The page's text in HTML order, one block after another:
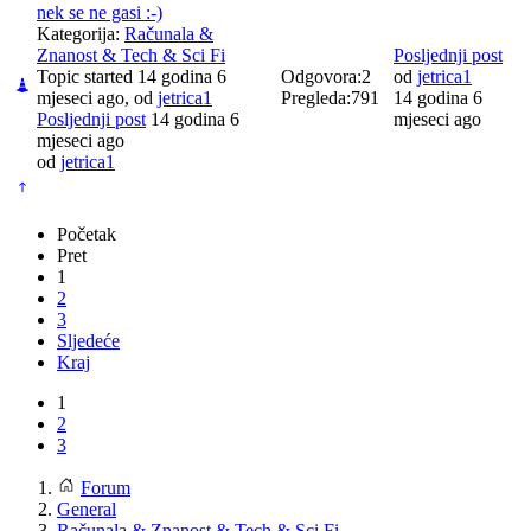
nek se ne gasi :-)
Kategorija: Računala &
Znanost & Tech & Sci Fi
Topic started 14 godina 6
mjeseci ago, od jetrica1
Posljednji post 14 godina 6
mjeseci ago
od jetrica1
Odgovora:2
Pregleda:791
Posljednji post
od jetrica1
14 godina 6
mjeseci ago
Početak
Pret
1
2
3
Sljedeće
Kraj
1
2
3
Forum
General